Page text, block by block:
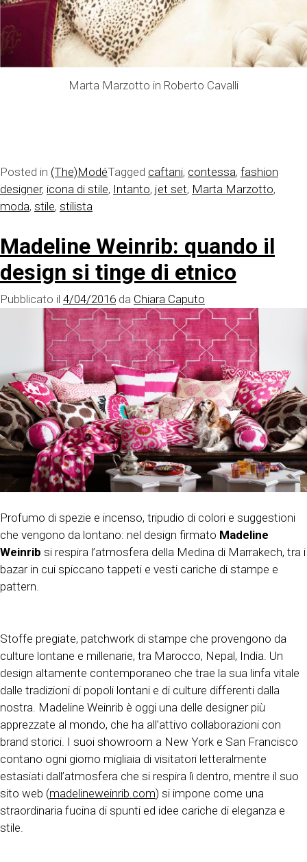
Marta Marzotto in Roberto Cavalli
Posted in (The)ModéTagged caftani, contessa, fashion
designer, icona di stile, Intanto, jet set, Marta Marzotto,
moda, stile, stilista
Madeline Weinrib: quando il
design si tinge di etnico
Pubblicato il 4/04/2016 da Chiara Caputo
Profumo di spezie e incenso, tripudio di colori e suggestioni
che vengono da lontano: nel design firmato Madeline
Weinrib si respira l’atmosfera della Medina di Marrakech, tra i
bazar in cui spiccano tappeti e vesti cariche di stampe e
pattern.
Stoffe pregiate, patchwork di stampe che provengono da
culture lontane e millenarie, tra Marocco, Nepal, India. Un
design altamente contemporaneo che trae la sua linfa vitale
dalle tradizioni di popoli lontani e di culture differenti dalla
nostra. Madeline Weinrib è oggi una delle designer più
apprezzate al mondo, che ha all’attivo collaborazioni con
brand storici. I suoi showroom a New York e San Francisco
contano ogni giorno migliaia di visitatori letteralmente
estasiati dall’atmosfera che si respira lì dentro, mentre il suo
sito web (madelineweinrib.com) si impone come una
straordinaria fucina di spunti ed idee cariche di eleganza e
stile.